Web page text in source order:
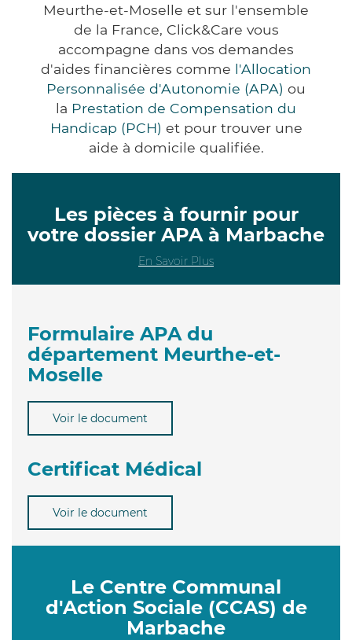
Meurthe-et-Moselle et sur l'ensemble
de la France, Click&Care vous
accompagne dans vos demandes
d'aides financières comme l'Allocation
Personnalisée d'Autonomie (APA) ou
la Prestation de Compensation du
Handicap (PCH) et pour trouver une
aide à domicile qualifiée.
Les pièces à fournir pour
votre dossier APA à Marbache
En Savoir Plus
Formulaire APA du
département Meurthe-et-
Moselle
Voir le document
Certificat Médical
Voir le document
Le Centre Communal
d'Action Sociale (CCAS) de
Marbache